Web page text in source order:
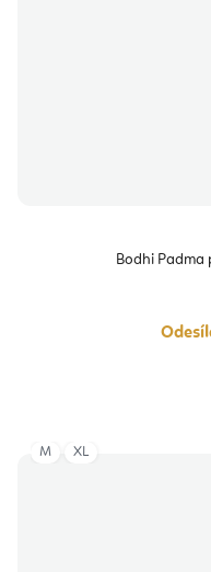
Bodhi Padma
M XL